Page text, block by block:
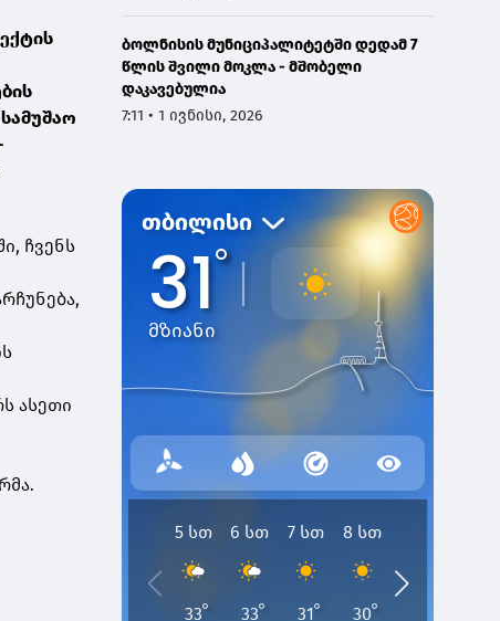
ჩვენს
ასეთი
ბოლნისის მუნიციპალიტეტში დედამ 7
წლის შვილი მოკლა - მშობელი
დაკავებულია
7:11 • 1 ივნისი, 2026